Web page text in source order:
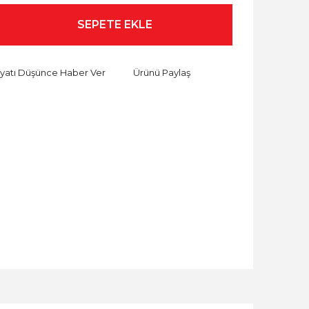
SEPETE EKLE
Düşünce Haber Ver Ürünü Paylaş